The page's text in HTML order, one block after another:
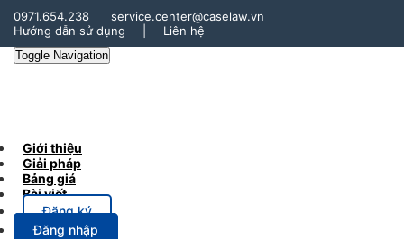
0971.654.238
service.center@caselaw.vn
Hướng dẫn sử dụng
Liên hệ
Toggle Navigation
Giới thiệu
Giải pháp
Bảng giá
Bài viết
Đăng ký
Đăng nhập